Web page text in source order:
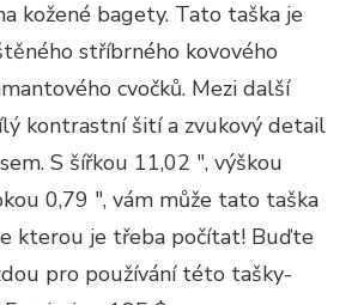
kožené bagety. Tato taška je
stříbrného kovového
cvočků. Mezi další
kontrastní šití a zvukový detail
S šířkou 11,02 ″, výškou
0,79 ″, vám může tato taška
kterou je třeba počítat! Buďte
pro používání této tašky-